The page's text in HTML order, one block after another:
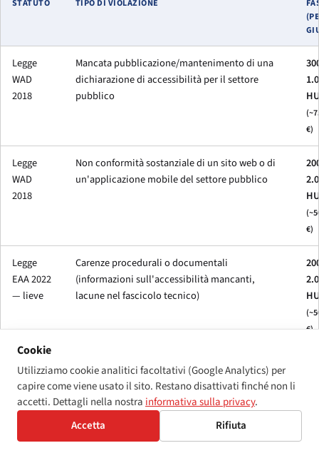
STATUTO TIPO DI VIOLAZIONE
Legge
WAD
2018
Mancata pubblicazione/mantenimento di una
dichiarazione di accessibilità per il settore
pubblico
€)
Legge
WAD
2018
Non conformità sostanziale di un sito web o di
un'applicazione mobile del settore pubblico
€)
Legge
EAA 2022
— lieve
Carenze procedurali o documentali
(informazioni sull'accessibilità mancanti,
lacune nel fascicolo tecnico)
€)
Legge
EAA 2022
— grave
Non conformità sostanziale di un prodotto o
servizio rientrante nell'ambito di applicazione
Cookie
Utilizziamo cookie analitici facoltativi (Google Analytics) per
capire come viene usato il sito. Restano disattivati finché non li
accetti. Dettagli nella nostra informativa sulla privacy.
Accetta
Rifiuta